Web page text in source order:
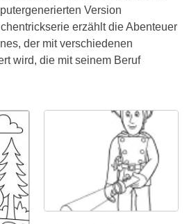
Version
erzählt die Abenteuer
der mit verschiedenen
wird, die mit seinem Beruf